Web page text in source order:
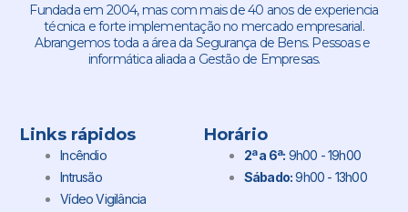
Fundada em 2004, mas com mais de 40 anos de experiencia
técnica e forte implementação no mercado empresarial.
Abrangemos toda a área da Segurança de Bens. Pessoas e
informática aliada a Gestão de Empresas.
Links rápidos
Incêndio
Intrusão
Vídeo Vigilância
Horário
2ª a 6ª: 9h00 - 19h00
Sábado:9h00 - 13h00